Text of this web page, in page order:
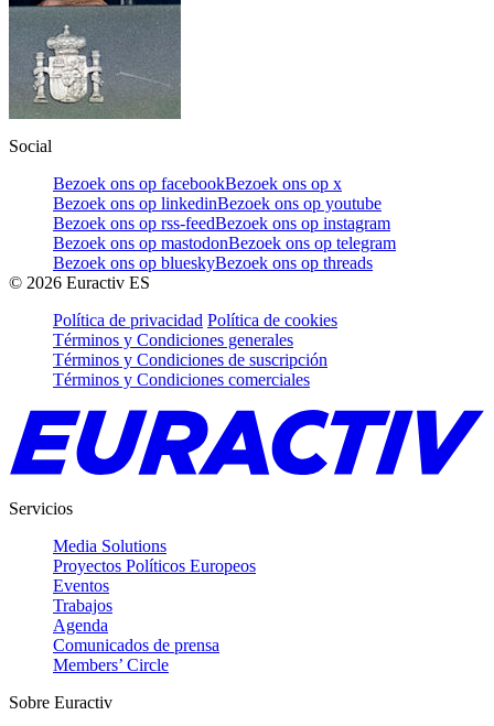
Social
Bezoek ons op facebookBezoek ons op x
Bezoek ons op linkedinBezoek ons op youtube
Bezoek ons op rss-feedBezoek ons op instagram
Bezoek ons op mastodonBezoek ons op telegram
Bezoek ons op blueskyBezoek ons op threads
© 2026 Euractiv ES
Política de privacidad Política de cookies
Términos y Condiciones generales
Términos y Condiciones de suscripción
Términos y Condiciones comerciales
Servicios
Media Solutions
Proyectos Políticos Europeos
Eventos
Trabajos
Agenda
Comunicados de prensa
Members’ Circle
Sobre Euractiv